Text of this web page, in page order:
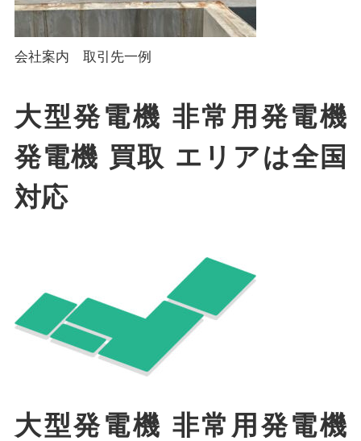
会社案内 取引先一例
大型発電機 非常用発電機
発電機 買取 エリアは全国
対応
大型発電機 非常用発電機